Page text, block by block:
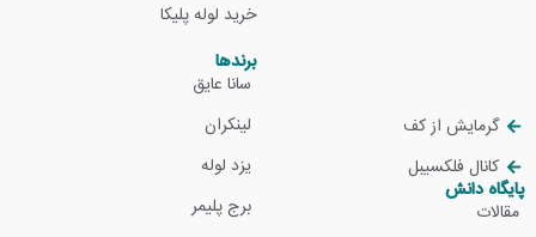
خرید لوله پلیکا
گرمایش از کف
کانال فلکسیبل
پایگاه دانش
مقالات
برندها
سانا عایق
لینکران
یزد لوله
برج پلیمر